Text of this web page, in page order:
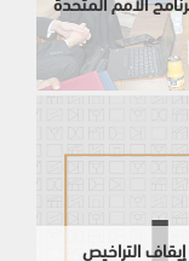
يصدر قرار رقم 13 بشأن إيقاف التراخيص